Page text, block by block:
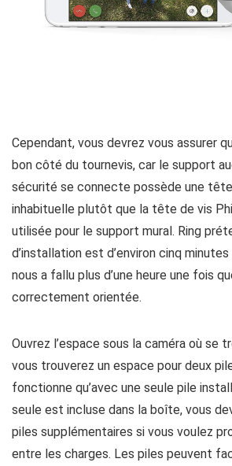
Cependant, vous devrez vous assurer
bon côté du tournevis, car le support
sécurité se connecte possède une
inhabituelle plutôt que la tête de vis
utilisée pour le support mural. Ring
d’installation est d’environ cinq
nous a fallu plus d’une heure une fois
correctement orientée.
Ouvrez l’espace sous la caméra où se
vous trouverez un espace pour deux
fonctionne qu’avec une seule pile
seule est incluse dans la boîte, vous
piles supplémentaires si vous voulez
entre les charges. Les piles peuvent